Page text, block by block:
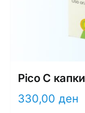
Pico C капки
330,00 ден